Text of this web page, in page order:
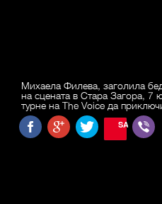
Михаела Филева, заголила
на сцената в Стара Загора, 7
турне на The Voice да
SAVE